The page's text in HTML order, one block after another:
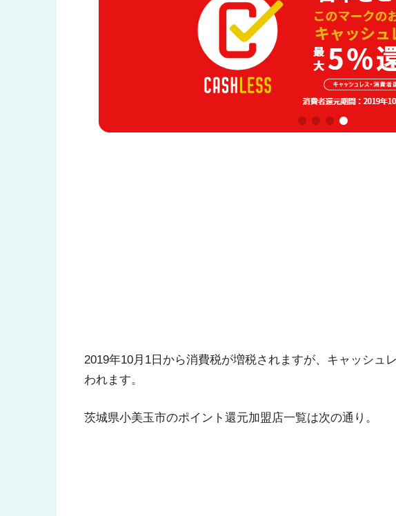
2019年10月1日から消費税が増税されますが、キャッシュ
われます。
茨城県小美玉市のポイント還元加盟店一覧は次の通り。